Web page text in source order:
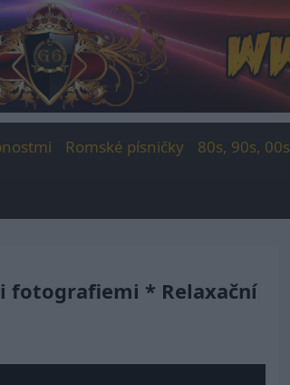
Romské písničky 80s, 90s, 00s
fotografiemi * Relaxační